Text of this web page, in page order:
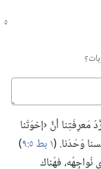
مَعرِفَتِنا أنَّ ‹إخوَتَنا
وَحْدَنا.‏ (‏١ بط ٥:‏٩
‏)‏
نُواجِهُه،‏ فهُناك